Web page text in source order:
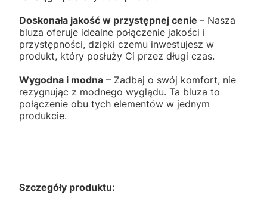
Doskonała jakość w przystępnej cenie – Nasza
bluza oferuje idealne połączenie jakości i
przystępności, dzięki czemu inwestujesz w
produkt, który posłuży Ci przez długi czas.
Wygodna i modna – Zadbaj o swój komfort, nie
rezygnując z modnego wyglądu. Ta bluza to
połączenie obu tych elementów w jednym
produkcie.
Szczegóły produktu: